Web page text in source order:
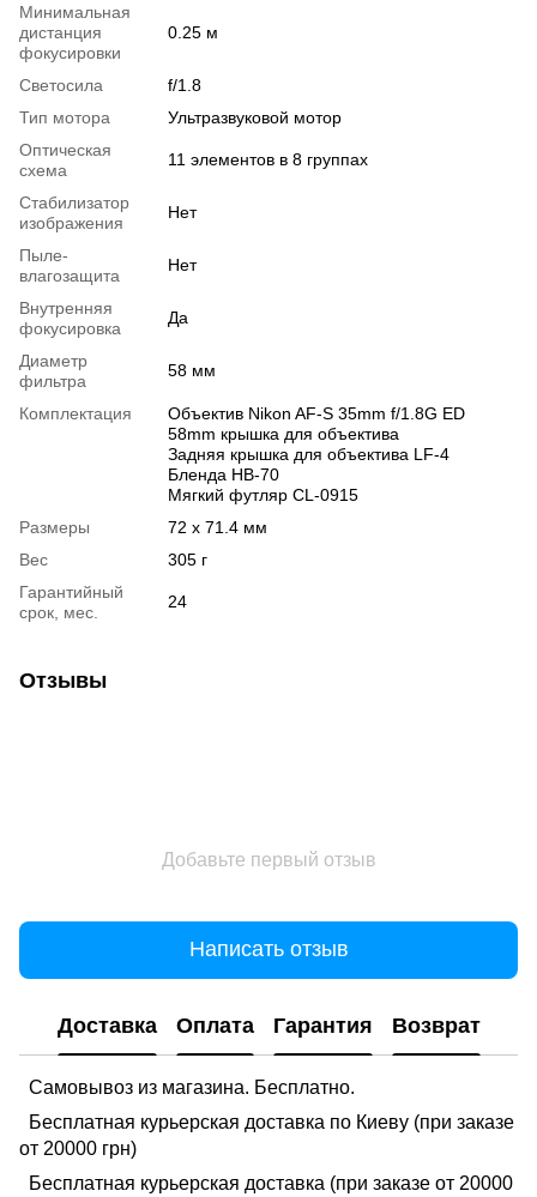
Минимальная
дистанция
фокусировки
0.25 м
Светосила
f/1.8
Тип мотора
Ультразвуковой мотор
Оптическая
схема
11 элементов в 8 группах
Стабилизатор
изображения
Нет
Пыле-
влагозащита
Нет
Внутренняя
фокусировка
Да
Диаметр
фильтра
58 мм
Комплектация
Объектив Nikon AF-S 35mm f/1.8G ED
58mm крышка для объектива
Задняя крышка для объектива LF-4
Бленда HB-70
Мягкий футляр CL-0915
Размеры
72 x 71.4 мм
Вес
305 г
Гарантийный
срок, мес.
24
Отзывы
Добавьте первый отзыв
Написать отзыв
Доставка Оплата Гарантия Возврат
Самовывоз из магазина. Бесплатно.
Бесплатная курьерская доставка по Киеву (при заказе
от 20000 грн)
Бесплатная курьерская доставка (при заказе от 20000